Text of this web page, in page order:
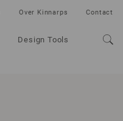
Design Tools
Over Kinnarps Contact